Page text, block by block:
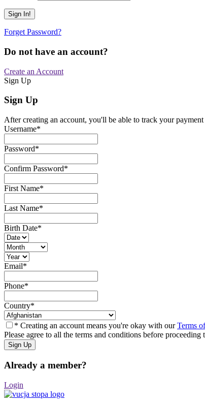
Forget Password?
Do not have an account?
Create an Account
Sign Up
Sign Up
After creating an account, you'll be able to track your
Username*
Password*
Confirm Password*
First Name*
Last Name*
Birth Date*
Email*
Phone*
Country*
* Creating an account means you're okay with ourTerms
Please agree to all the terms and conditions before proceeding
Already a member?
Login